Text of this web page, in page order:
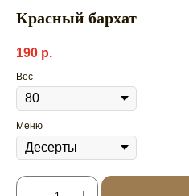
Красный бархат
190 р.
Вес
Меню